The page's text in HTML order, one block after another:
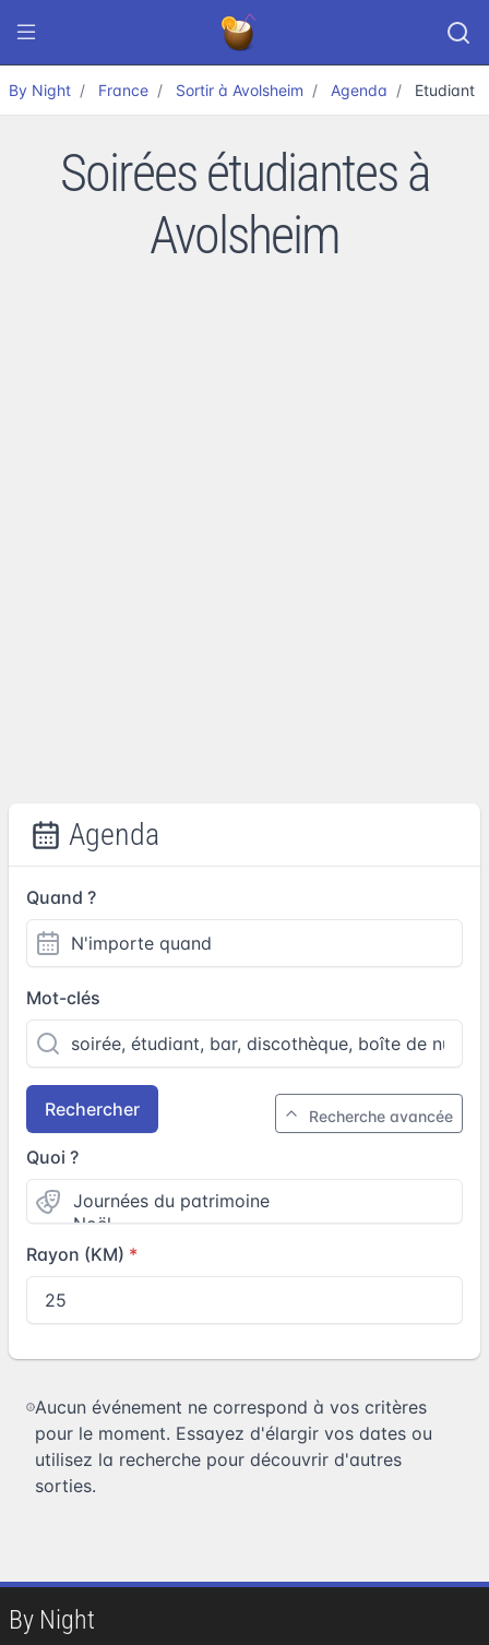
By Night France Sortir à Avolsheim Agenda Etudiant
Soirées étudiantes à
Avolsheim
Agenda
Quand ?
Mot-clés
Rechercher Recherche avancée
Quoi ?
Rayon (KM)
Aucun événement ne correspond à vos critères
pour le moment. Essayez d'élargir vos dates ou
utilisez la recherche pour découvrir d'autres
sorties.
By Night